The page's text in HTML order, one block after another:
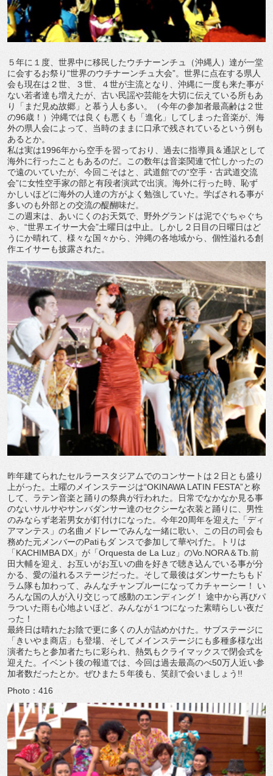
５年に１度、世界中に移民したウチナーンチュ（沖縄人）達が一堂
に会するお祭り“世界のウチナーンチュ大会”。世界に点在する県人
会も現在は２世、３世、４世が主流となり、沖縄に一度も来た事が
ない若者達も増えたが、古い民謡や芸能を大切に伝えている所もあ
り「まだ見ぬ故郷」と慕う人も多い。（今年の参加者最高齢は２世
の96歳！）沖縄では良くも悪くも「進化」してしまった音楽が、海
外の県人会によって、当時のままに口承で残されているという例も
あるとか。
私は実は1996年から空手を習っており、過去に指導員＆通訳として
海外に行ったこともあるのだ。この数年は音楽関連で忙しかったの
で遠のいていたが、今回こそはと、武道館での“空手・古武道交流
会”に女性空手家の部と有段者演武で出演。海外に行った時、恥ず
かしいほどに海外の人達の方がよく勉強していた。学ばされる事が
多いのも外部との交流の醍醐味だ。
この週末は、あいにくのお天気で、野外グランドは泥でぐちゃぐち
ゃ、“世界エイサー大会”土曜日は中止。しかし２日目の日曜日はど
うにか晴れて、様々な国々から、沖縄の各地域から、個性溢れる創
作エイサーも披露された。
昨年建てられたセルラースタジアムでのコンサートは２日とも盛り
上がった。土曜のメインステージは“OKINAWA LATIN FESTA”と称
して、ラテン音楽と踊りの祭典が行われた。日常でなかなか見る事
のないサルサやサンバダンサー達のセクシーな衣装と踊りに、男性
のみならず老若男女が釘付けになった。今年20周年を迎えた「ディ
アマンテス」の名曲メドレーでみんな一緒に歌い、この日の司会も
務めた元メンバーのPatiもダ ンスで参加して華やげた。トリは
「KACHIMBA DX」が「Orquesta de La Luz」のVo.NORA＆Tb.前
田大輔を迎え、お互いがお互いの曲を好きで聴き込んでいる事が分
かる、愛の溢れるステージだった。そして最後はダンサーたちもド
ラム隊も加わって、みんなチャンプルーになってカチャーシー！ い
ろんな国の人が入り交じって感動のエンディング！ 途中から再びパ
ラついた雨も心地よいほど、みんなが１つになった素晴らしい夜だ
った！
最終日は晴れたお陰で更に多くの人が詰めかけた。サブステージに
「きいやま商店」も登場、そしてメインステージにも多種多様な出
演者たちと参加者たちに彩られ、熱気もクライマックスで閉会式を
迎えた。イベント後の報道では、今回は過去最高のべ50万人近い参
加者数だったとか。ぜひまた５年後も、笑顔で会いましょう!!
Photo：416